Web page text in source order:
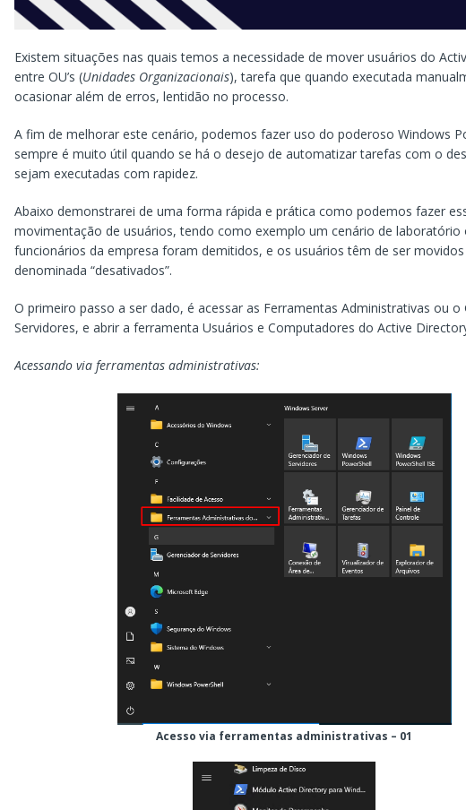
Existem situações nas quais temos a necessidade de mover usuários do
entre OU’s (Unidades Organizacionais), tarefa que quando executada
ocasionar além de erros, lentidão no processo.
A fim de melhorar este cenário, podemos fazer uso do poderoso Windows
sempre é muito útil quando se há o desejo de automatizar tarefas com o
sejam executadas com rapidez.
Abaixo demonstrarei de uma forma rápida e prática como podemos fazer
movimentação de usuários, tendo como exemplo um cenário de laboratório
funcionários da empresa foram demitidos, e os usuários têm de ser
denominada “desativados”.
O primeiro passo a ser dado, é acessar as Ferramentas Administrativas ou o
Servidores, e abrir a ferramenta Usuários e Computadores do Active
Acessando via ferramentas administrativas:
Acesso via ferramentas administrativas – 01